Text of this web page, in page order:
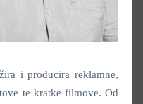
i producira reklamne,
te kratke filmove. Od